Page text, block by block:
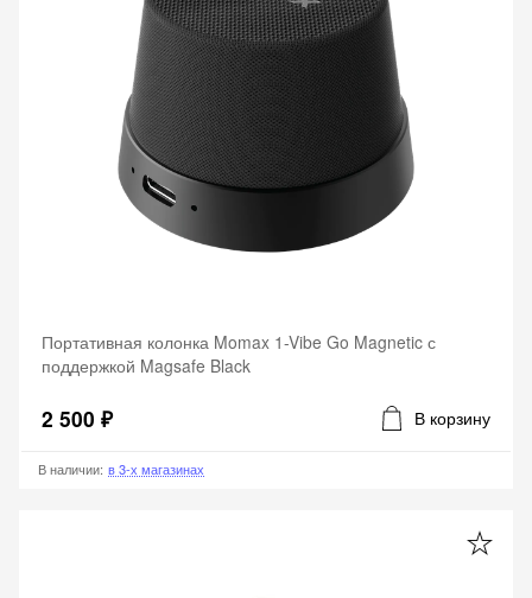
Портативная колонка Momax 1-Vibe Go Magnetic с
поддержкой Magsafe Black
2 500 ₽ В корзину
В наличии: в 3-х магазинах